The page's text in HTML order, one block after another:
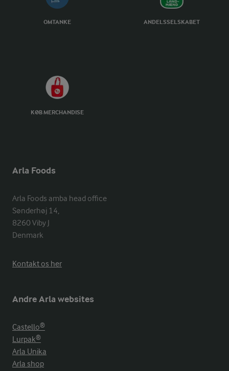
OMTANKE ANDELSSELSKABET
KØB MERCHANDISE
Arla Foods
Arla Foods amba head office
Sønderhøj 14,
8260 Viby J
Denmark
Kontakt os her
Andre Arla websites
Castello®
Lurpak®
Arla Unika
Arla shop